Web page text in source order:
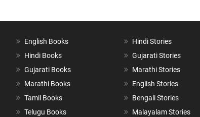
English Books
Hindi Books
Gujarati Books
Marathi Books
Tamil Books
Telugu Books
Hindi Stories
Gujarati Stories
Marathi Stories
English Stories
Bengali Stories
Malayalam Stories